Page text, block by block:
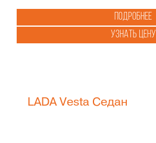
Подробнее
Узнать цену
LADA Vesta Седан